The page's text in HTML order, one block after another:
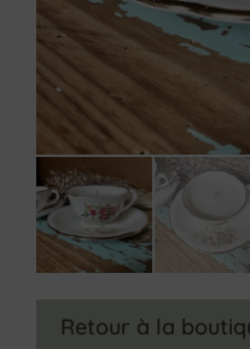
Retour à la